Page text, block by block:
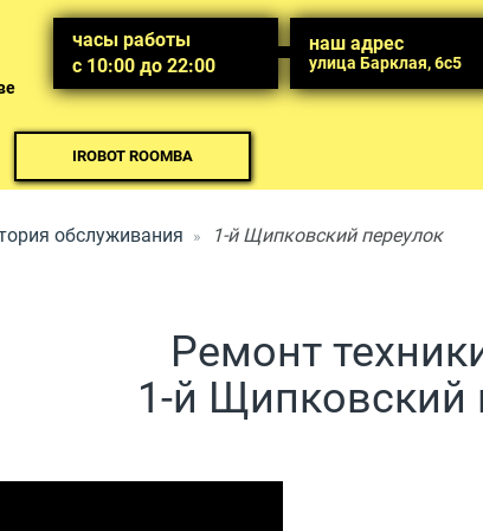
часы работы
с 10:00 до 22:00
наш адрес
улица Барклая, 6с5
IROBOT ROOMBA
обслуживания 1-й Щипковский переулок
Ремонт
1-й Щипковский